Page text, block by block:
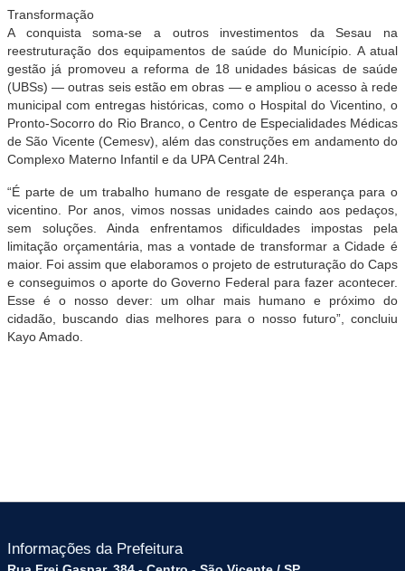
Transformação
A conquista soma-se a outros investimentos da Sesau na
reestruturação dos equipamentos de saúde do Município. A atual
gestão já promoveu a reforma de 18 unidades básicas de saúde
(UBSs) — outras seis estão em obras — e ampliou o acesso à rede
municipal com entregas históricas, como o Hospital do Vicentino, o
Pronto-Socorro do Rio Branco, o Centro de Especialidades Médicas
de São Vicente (Cemesv), além das construções em andamento do
Complexo Materno Infantil e da UPA Central 24h.
“É parte de um trabalho humano de resgate de esperança para o
vicentino. Por anos, vimos nossas unidades caindo aos pedaços,
sem soluções. Ainda enfrentamos dificuldades impostas pela
limitação orçamentária, mas a vontade de transformar a Cidade é
maior. Foi assim que elaboramos o projeto de estruturação do Caps
e conseguimos o aporte do Governo Federal para fazer acontecer.
Esse é o nosso dever: um olhar mais humano e próximo do
cidadão, buscando dias melhores para o nosso futuro”, concluiu
Kayo Amado.
Informações da Prefeitura